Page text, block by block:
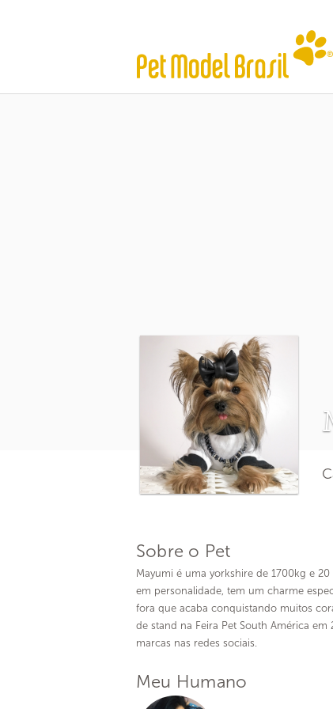
Sobre o Pet
Mayumi é uma yorkshire de 1700kg e
em personalidade, tem um charme
fora que acaba conquistando muitos
de stand na Feira Pet South América
marcas nas redes sociais.
Meu Humano